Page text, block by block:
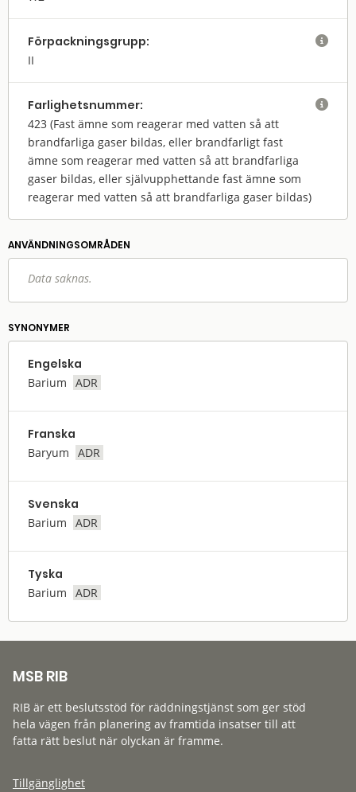
Förpack­nings­grupp:
II

Farlighets­nummer:
423 (Fast ämne som reagerar med vatten så att
brandfarliga gaser bildas, eller brandfarligt fast
ämne som reagerar med vatten så att brandfarliga
gaser bildas, eller självupphettande fast ämne som
reagerar med vatten så att brandfarliga gaser bildas)

ANVÄNDNINGS­OMRÅDEN
Data saknas.
SYNONYMER
Engelska
Barium ADR
Franska
Baryum ADR
Svenska
Barium ADR
Tyska
Barium ADR
MSB RIB
RIB är ett beslutsstöd för räddningstjänst som ger stöd
hela vägen från planering av framtida insatser till att
fatta rätt beslut när olyckan är framme.
Tillgänglighet